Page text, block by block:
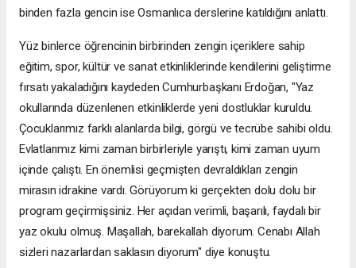
binden fazla gencin ise Osmanlıca derslerine katıldığını anlattı.
Yüz binlerce öğrencinin birbirinden zengin içeriklere sahip
eğitim, spor, kültür ve sanat etkinliklerinde kendilerini geliştirme
fırsatı yakaladığını kaydeden Cumhurbaşkanı Erdoğan, "Yaz
okullarında düzenlenen etkinliklerde yeni dostluklar kuruldu.
Çocuklarımız farklı alanlarda bilgi, görgü ve tecrübe sahibi oldu.
Evlatlarımız kimi zaman birbirleriyle yarıştı, kimi zaman uyum
içinde çalıştı. En önemlisi geçmişten devraldıkları zengin
mirasın idrakine vardı. Görüyorum ki gerçekten dolu dolu bir
program geçirmişsiniz. Her açıdan verimli, başarılı, faydalı bir
yaz okulu olmuş. Maşallah, barekallah diyorum. Cenabı Allah
sizleri nazarlardan saklasın diyorum" diye konuştu.